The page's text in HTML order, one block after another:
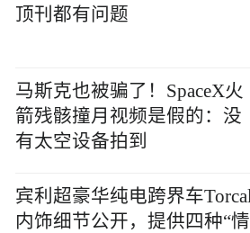
顶刊都有问题
马斯克也被骗了！SpaceX火
箭残骸撞月视频是假的：没
有太空设备拍到
宾利超豪华纯电跨界车Torcal
内饰细节公开，提供四种“情